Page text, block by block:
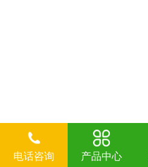
电话咨询 产品中心